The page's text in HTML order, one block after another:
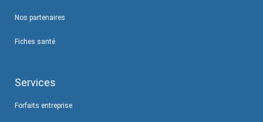
Nos partenaires
Fiches santé
Services
Forfaits entreprise